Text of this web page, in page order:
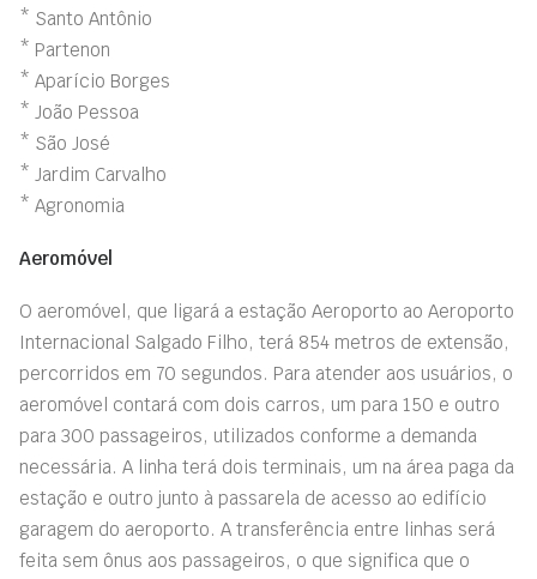
* Santo Antônio
* Partenon
* Aparício Borges
* João Pessoa
* São José
* Jardim Carvalho
* Agronomia
Aeromóvel
O aeromóvel, que ligará a estação Aeroporto ao Aeroporto
Internacional Salgado Filho, terá 854 metros de extensão,
percorridos em 70 segundos. Para atender aos usuários, o
aeromóvel contará com dois carros, um para 150 e outro
para 300 passageiros, utilizados conforme a demanda
necessária. A linha terá dois terminais, um na área paga da
estação e outro junto à passarela de acesso ao edifício
garagem do aeroporto. A transferência entre linhas será
feita sem ônus aos passageiros, o que significa que o